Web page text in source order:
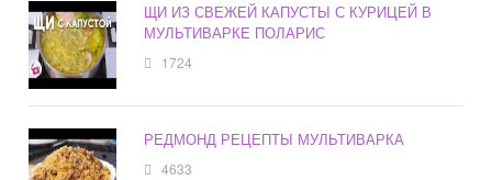
ЩИ ИЗ СВЕЖЕЙ КАПУСТЫ С КУРИЦЕЙ В
МУЛЬТИВАРКЕ ПОЛАРИС
1724
РЕДМОНД РЕЦЕПТЫ МУЛЬТИВАРКА
4633